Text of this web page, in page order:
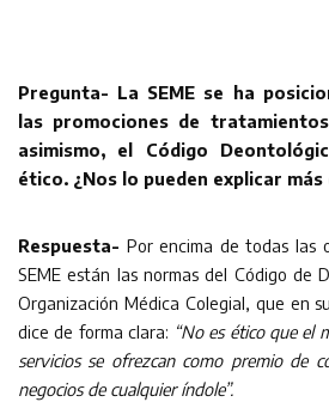
Pregunta- La SEME se ha
las promociones de
asimismo, el Código
ético. ¿Nos lo pueden explicar
Respuesta- Por encima de todas las
SEME están las normas del Código de
Organización Médica Colegial, que en
dice de forma clara: “No es ético que el
servicios se ofrezcan como premio de
negocios de cualquier índole”.